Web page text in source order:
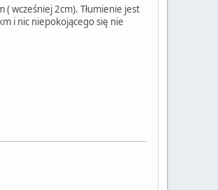
wcześniej 2cm). Tłumienie jest
i nic niepokojącego się nie